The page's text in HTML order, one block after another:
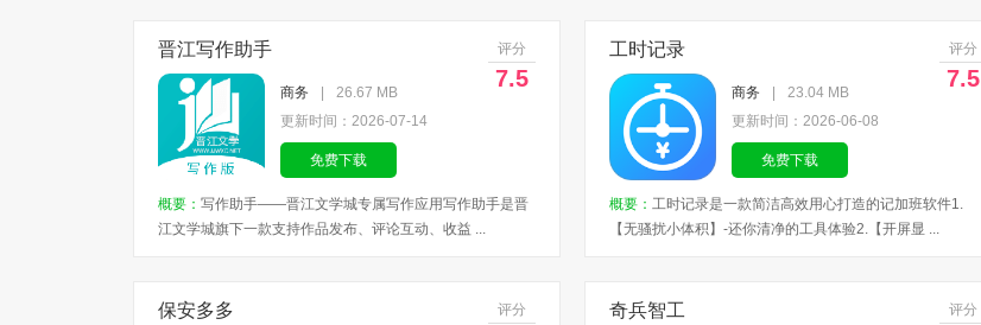
晋江写作助手 评分
7.5
商务
26.67 MB
更新时间：2026-07-14
免费下载
概要： 写作助手——晋江文学城专属写作应用写作助手是晋
江文学城旗下一款支持作品发布、评论互动、收益 ...
工时记录 评分
7.5
商务
23.04 MB
更新时间：2026-06-08
免费下载
概要： 工时记录是一款简洁高效用心打造的记加班软件1.
【无骚扰小体积】-还你清净的工具体验2.【开屏显 ...
保安多多 评分 奇兵智工 评分